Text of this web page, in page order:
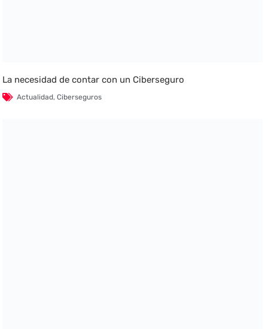
La necesidad de contar con un Ciberseguro
Actualidad,Ciberseguros